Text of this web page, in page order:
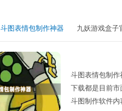
频轨道，智能将语音内容按语句
间成本。 视频人工加字幕 对于
会通过人工逐帧核查的方式，保
流畅，最终准确率可维持在百分
清晰音频快速转写文字，可自动
别引擎 运用前沿的自然语言处理
斗图表情包制作神器 九妖游戏盒子
斗图表情包制作
下载都是目前
斗图制作软件内